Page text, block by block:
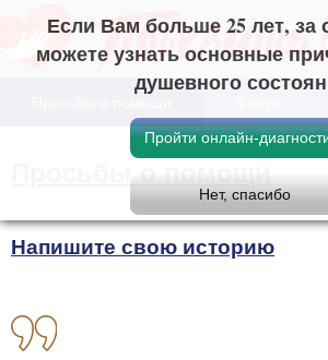
Если Вам больше 25 лет, за
можете узнать основные
душевного
Просьбы о помощи
Напишите свою историю